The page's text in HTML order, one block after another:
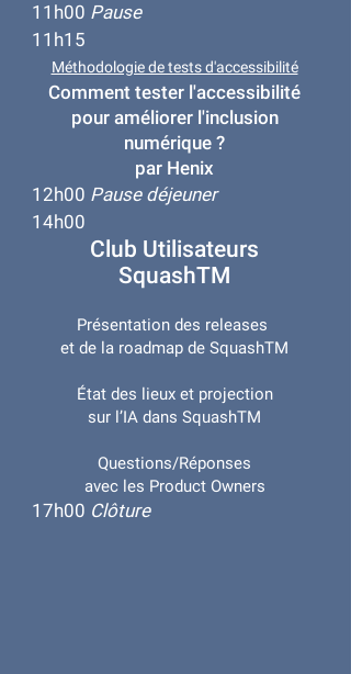
11h00 Pause
11h15
Méthodologie de tests d'accessibilité
Comment tester l'accessibilité
pour améliorer l'inclusion
numérique ?
par Henix​
12h00 Pause déjeuner
14h00
Club Utilisateurs
SquashTM
Présentation des releases
et de la roadmap de SquashTM
État des lieux et projection
sur l’IA dans SquashTM
Questions/Réponses
avec les Product Owners​​
17h00 Clôture​